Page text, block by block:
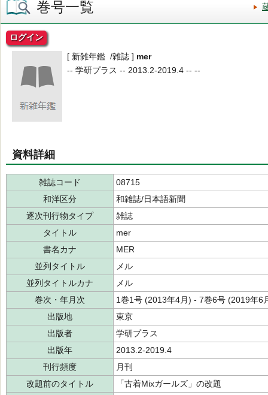
巻号一覧
ログイン
[ 新雑年鑑 /雑誌 ] mer
-- 学研プラス -- 2013.2-2019.4 -- --
資料詳細
雑誌コード
08715
和洋区分
和雑誌/日本語新聞
逐次刊行物タイプ
雑誌
タイトル
mer
書名カナ
MER
並列タイトル
メル
並列タイトルカナ
メル
巻次・年月次
1巻1号 (2013年4月) - 7巻6号 (2019年6
出版地
東京
出版者
学研プラス
出版年
2013.2-2019.4
刊行頻度
月刊
改題前のタイトル
「古着Mixガールズ」の改題